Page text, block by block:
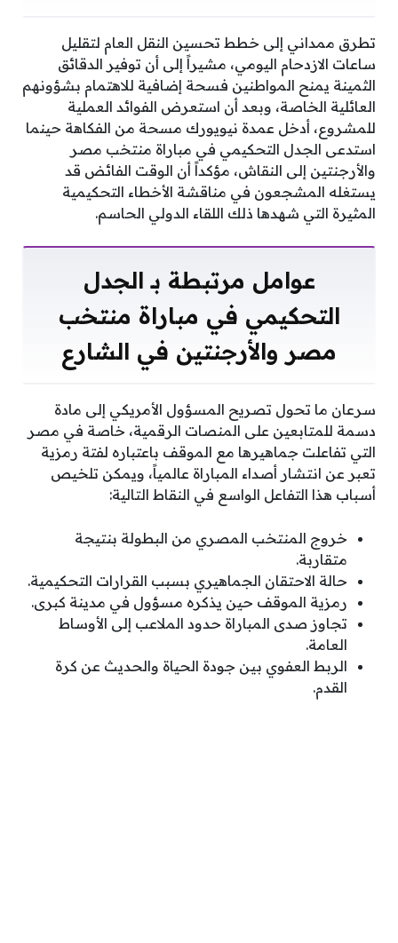
تطرق ممداني إلى خطط تحسين النقل العام لتقليل
ساعات الازدحام اليومي، مشيراً إلى أن توفير الدقائق
الثمينة يمنح المواطنين فسحة إضافية للاهتمام بشؤونهم
العائلية الخاصة، وبعد أن استعرض الفوائد العملية
للمشروع، أدخل عمدة نيويورك مسحة من الفكاهة حينما
استدعى الجدل التحكيمي في مباراة منتخب مصر
والأرجنتين إلى النقاش، مؤكداً أن الوقت الفائض قد
يستغله المشجعون في مناقشة الأخطاء التحكيمية
المثيرة التي شهدها ذلك اللقاء الدولي الحاسم.
عوامل مرتبطة بـ الجدل
التحكيمي في مباراة منتخب
مصر والأرجنتين في الشارع
سرعان ما تحول تصريح المسؤول الأمريكي إلى مادة
دسمة للمتابعين على المنصات الرقمية، خاصة في مصر
التي تفاعلت جماهيرها مع الموقف باعتباره لفتة رمزية
تعبر عن انتشار أصداء المباراة عالمياً، ويمكن تلخيص
أسباب هذا التفاعل الواسع في النقاط التالية:
خروج المنتخب المصري من البطولة بنتيجة
متقاربة.
حالة الاحتقان الجماهيري بسبب القرارات التحكيمية.
رمزية الموقف حين يذكره مسؤول في مدينة كبرى.
تجاوز صدى المباراة حدود الملاعب إلى الأوساط
العامة.
الربط العفوي بين جودة الحياة والحديث عن كرة
القدم.